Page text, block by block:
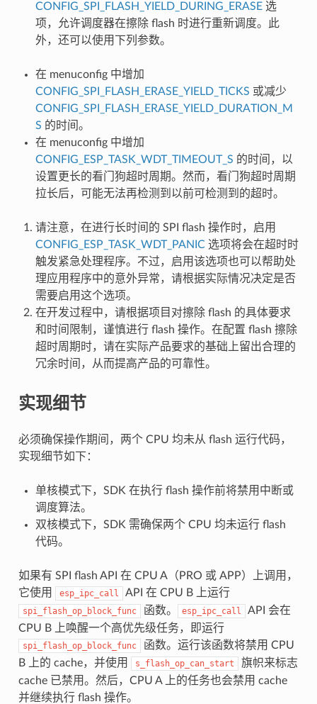
CONFIG_SPI_FLASH_YIELD_DURING_ERASE选
项，允许调度器在擦除 flash 时进行重新调度。此
外，还可以使用下列参数。
在 menuconfig 中增加
CONFIG_SPI_FLASH_ERASE_YIELD_TICKS 或减少
CONFIG_SPI_FLASH_ERASE_YIELD_DURATION_M
S 的时间。
在 menuconfig 中增加
CONFIG_ESP_TASK_WDT_TIMEOUT_S 的时间，以
设置更长的看门狗超时周期。然而，看门狗超时周期
拉长后，可能无法再检测到以前可检测到的超时。
请注意，在进行长时间的 SPI flash 操作时，启用
CONFIG_ESP_TASK_WDT_PANIC选项将会在超时时
触发紧急处理程序。不过，启用该选项也可以帮助处
理应用程序中的意外异常，请根据实际情况决定是否
需要启用这个选项。
在开发过程中，请根据项目对擦除 flash 的具体要求
和时间限制，谨慎进行 flash 操作。在配置 flash 擦除
超时周期时，请在实际产品要求的基础上留出合理的
冗余时间，从而提高产品的可靠性。
实现细节
必须确保操作期间，两个 CPU 均未从 flash 运行代码，
实现细节如下：
单核模式下，SDK 在执行 flash 操作前将禁用中断或
调度算法。
双核模式下，SDK 需确保两个 CPU 均未运行 flash
代码。
如果有 SPI flash API 在 CPU A（PRO 或 APP）上调用，
它使用
esp_ipc_call API 在 CPU B 上运行
spi_flash_op_block_func 函数。 esp_ipc_call
API 会在
CPU B 上唤醒一个高优先级任务，即运行
spi_flash_op_block_func
函数。运行该函数将禁用 CPU
B 上的 cache，并使用
s_flash_op_can_start
旗帜来标志
cache 已禁用。然后，CPU A 上的任务也会禁用 cache
并继续执行 flash 操作。